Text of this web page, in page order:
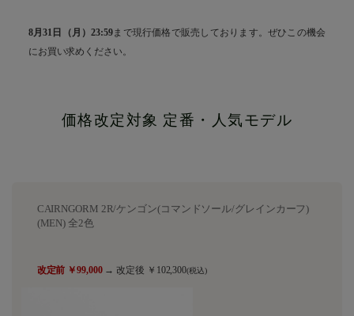
8月31日（月）23:59まで現行価格で販売しております。ぜひこの機会
にお買い求めください。
価格改定対象 定番・人気モデル
CAIRNGORM 2R/ケンゴン(コマンドソール/グレインカーフ)
(MEN) 全2色
改定前 ￥99,000→ 改定後 ￥102,300(税込)